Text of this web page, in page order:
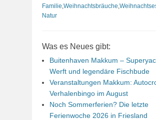
Familie Weihnachtsbräuche
Natur
Was es Neues gibt:
Buitenhaven Makkum –
Werft und legendäre Fischbude
Veranstaltungen Makkum:
Verhalenbingo im August
Noch Sommerferien? Die letzte
Ferienwoche 2026 in Friesland